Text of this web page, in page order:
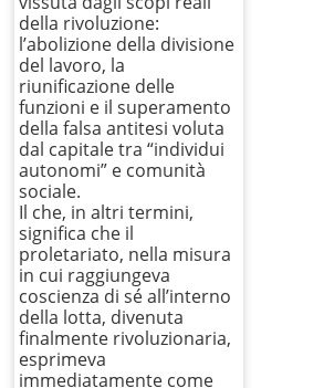
della rivoluzione:
l’abolizione della divisione
del lavoro, la
riunificazione delle
funzioni e il superamento
della falsa antitesi voluta
dal capitale tra “individui
autonomi” e comunità
sociale.
Il che, in altri termini,
significa che il
proletariato, nella misura
in cui raggiungeva
coscienza di sé all’interno
della lotta, divenuta
finalmente rivoluzionaria,
esprimeva
immediatamente come